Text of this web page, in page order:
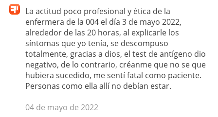
La actitud poco profesional y ética de la
enfermera de la 004 el día 3 de mayo 2022,
alrededor de las 20 horas, al explicarle los
síntomas que yo tenía, se descompuso
totalmente, gracias a dios, el test de antígeno dio
negativo, de lo contrario, créanme que no se que
hubiera sucedido, me sentí fatal como paciente.
Personas como ella allí no debían estar.
04 de mayo de 2022